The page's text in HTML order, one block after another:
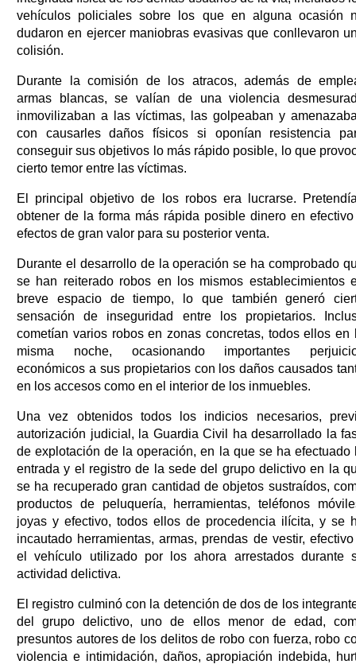
vehículos policiales sobre los que en alguna ocasión
dudaron en ejercer maniobras evasivas que conllevaron
colisión.
Durante la comisión de los atracos, además de
armas blancas, se valían de una violencia
inmovilizaban a las víctimas, las golpeaban y
con causarles daños físicos si oponían resistencia
conseguir sus objetivos lo más rápido posible, lo que
cierto temor entre las víctimas.
El principal objetivo de los robos era lucrarse.
obtener de la forma más rápida posible dinero en
efectos de gran valor para su posterior venta.
Durante el desarrollo de la operación se ha comprobado
se han reiterado robos en los mismos establecimientos
breve espacio de tiempo, lo que también generó
sensación de inseguridad entre los propietarios.
cometían varios robos en zonas concretas, todos ellos en
misma noche, ocasionando importantes
económicos a sus propietarios con los daños causados
en los accesos como en el interior de los inmuebles.
Una vez obtenidos todos los indicios necesarios,
autorización judicial, la Guardia Civil ha desarrollado la
de explotación de la operación, en la que se ha efectuado
entrada y el registro de la sede del grupo delictivo en la
se ha recuperado gran cantidad de objetos sustraídos,
productos de peluquería, herramientas, teléfonos
joyas y efectivo, todos ellos de procedencia ilícita, y se
incautado herramientas, armas, prendas de vestir,
el vehículo utilizado por los ahora arrestados durante
actividad delictiva.
El registro culminó con la detención de dos de los
del grupo delictivo, uno de ellos menor de edad,
presuntos autores de los delitos de robo con fuerza, robo
violencia e intimidación, daños, apropiación indebida,